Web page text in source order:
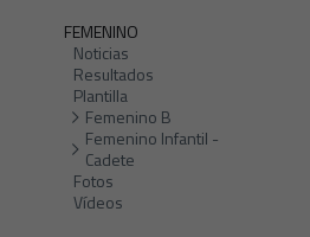
FEMENINO
Noticias
Resultados
Plantilla
Femenino B
Femenino Infantil -
Cadete
Fotos
Vídeos